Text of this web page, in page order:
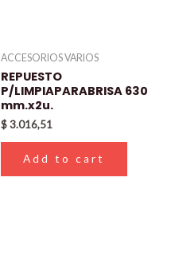
ACCESORIOS VARIOS
REPUESTO
P/LIMPIAPARABRISA 630
mm.x2u.
$3.016,51
Add to cart